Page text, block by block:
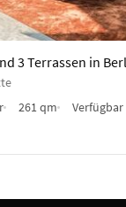
3 Terrassen in
261 qm Verfügbar